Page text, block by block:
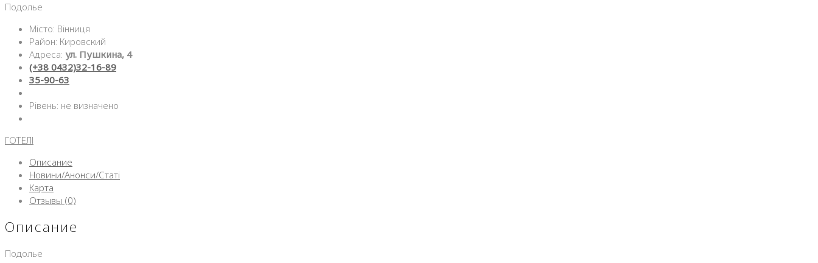
Подолье
Місто: Вінниця
Район: Кировский
Адреса: ул. Пушкина, 4
(+38 0432)32-16-89
35-90-63
Рівень: не визначено
ГОТЕЛІ
Описание
Новини/Анонси/Статі
Карта
Отзывы (0)
Описание
Подолье